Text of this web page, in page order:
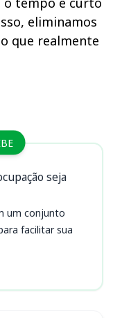
eliminamos
que realmente
seja
um conjunto
facilitar sua